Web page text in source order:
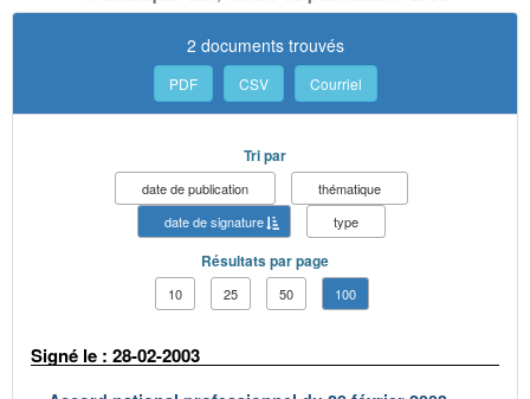
2 documents trouvés
PDF CSV Courriel
Tri par
date de publication
thématique
date de signature
type
Résultats par page
10 25 50 100
Signé le : 28-02-2003